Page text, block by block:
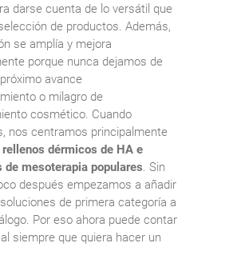
darse cuenta de lo versátil que
de productos. Además,
se amplía y mejora
porque nunca dejamos de
avance
o milagro de
cosmético. Cuando
nos centramos principalmente
rellenos dérmicos de HA e
de mesoterapia populares. Sin
después empezamos a añadir
de primera categoría a
Por eso ahora puede contar
siempre que quiera hacer un